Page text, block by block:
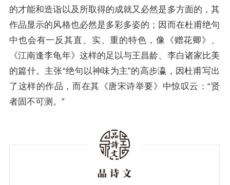
的才能和造诣以及所取得的成就又必然是多方面的，其
作品显示的风格也必然是多彩多姿的；因而在杜甫绝句
中也会有一反其直、实、重的特色，像《赠花卿》、
《江南逢李龟年》这样的足以与王昌龄、李白诸家比美
的篇什。主张“绝句以神味为主”的高步瀛，因杜甫写出
了这样的作品，而在其《唐宋诗举要》中惊叹云：“贤
者固不可测。”